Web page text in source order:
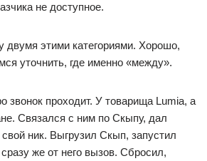
не доступное.
двумя этими категориями. Хорошо,
уточнить, где именно «между».
звонок проходит. У товарища Lumia, а
Связался с ним по Скыпу, дал
ник. Выгрузил Скып, запустил
же от него вызов. Сбросил,